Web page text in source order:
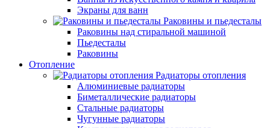
Экраны для ванн
Раковины и пьедесталы
Раковины над стиральной машиной
Пьедесталы
Раковины
Отопление
Радиаторы отопления
Алюминиевые радиаторы
Биметаллические радиаторы
Стальные радиаторы
Чугунные радиаторы